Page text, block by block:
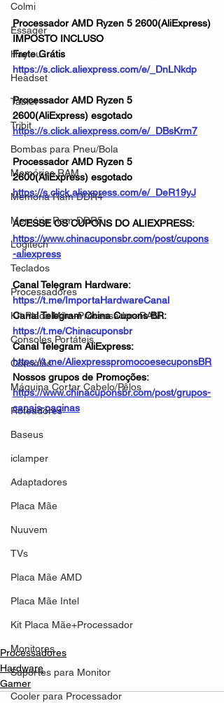
Colmi
Essager
Haylou
Headset
Tablet
Tribit
Bombas para Pneu/Bola
Memórias RAM
Memória Ram DDR4
Memória Ram DDR5
Logitech
Teclados
Processadores
KIt Placa Mãe+Processador+RAM
Consoles Portáteis
Consoles
Máquina Cortar Cabelo/Pêlos
Roteadores
Baseus
iclamper
Adaptadores
Placa Mãe
Nuuvem
TVs
Placa Mãe AMD
Placa Mãe Intel
Kit Placa Mãe+Processador
Monitores
Suportes para Monitor
Cooler para Processador
Processador AMD Ryzen 5 2600(AliExpress)
IMPOSTO INCLUSO
Frete Grátis
https://s.click.aliexpress.com/e/_DnLNkdp
Processador AMD Ryzen 5
2600(AliExpress) esgotado
https://s.click.aliexpress.com/e/_DBsKrm7
Processador AMD Ryzen 5
2600(AliExpress) esgotado
https://s.click.aliexpress.com/e/_DeR19yJ
ACESSE OS CUPONS DO ALIEXPRESS:
https://www.chinacuponsbr.com/post/cupons
-aliexpress
Canal Telegram Hardware:
https://t.me/ImportaHardwareCanal
Canal Telegram China Cupons BR:
https://t.me/Chinacuponsbr
Canal Telegram AliExpress:
https://t.me/AliexpresspromocoesecuponsBR
Nossos grupos de Promoções:
https://www.chinacuponsbr.com/post/grupos-
canais-paginas
Processadores
Hardware
Gamer